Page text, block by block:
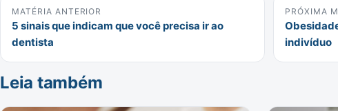
MATÉRIA ANTERIOR
5 sinais que indicam que você precisa ir ao
dentista
PRÓXIMA
indivíduo
Leia também